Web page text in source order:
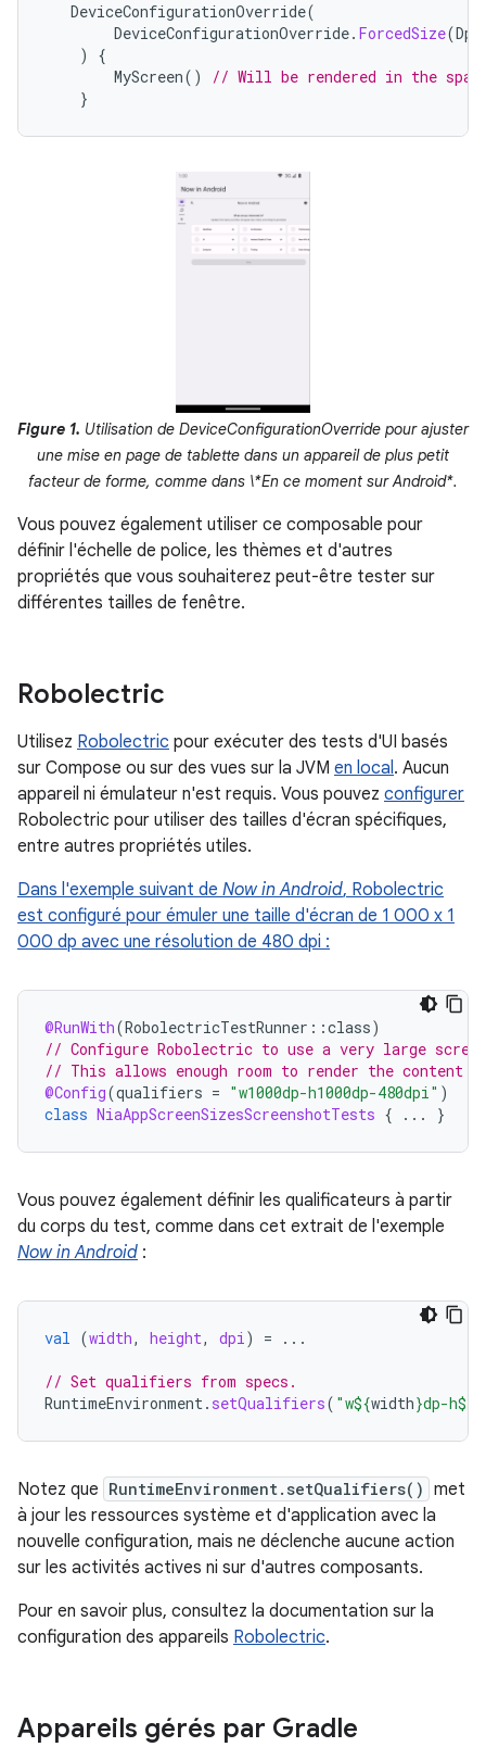
DeviceConfigurationOverride(
DeviceConfigurationOverride. ForcedSize(
)
{
MyScreen()
// Will be rendered in the
}
Figure 1. Utilisation de DeviceConfigurationOverride pour ajuster
une mise en page de tablette dans un appareil de plus petit
facteur de forme, comme dans \*En ce moment sur Android*.
Vous pouvez également utiliser ce composable pour
définir l'échelle de police, les thèmes et d'autres
propriétés que vous souhaiterez peut-être tester sur
différentes tailles de fenêtre.
Robolectric
Utilisez Robolectric pour exécuter des tests d'UI basés
sur Compose ou sur des vues sur la JVM en local . Aucun
appareil ni émulateur n'est requis. Vous pouvez configurer
Robolectric pour utiliser des tailles d'écran spécifiques,
entre autres propriétés utiles.
Dans l'exemple suivant de Now in Android, Robolectric
est configuré pour émuler une taille d'écran de 1 000 x 1
000 dp avec une résolution de 480 dpi :
@RunWith(RobolectricTestRunner ::class)
// Configure Robolectric to use a very large
// This allows enough room to render the
@Config(qualifiers = "w1000dp-h1000dp-480dpi" )
class NiaAppScreenSizesScreenshotTests { ... }
Vous pouvez également définir les qualificateurs à partir
du corps du test, comme dans cet extrait de l'exemple
Now in Android :
val (width, height, dpi) = ...
// Set qualifiers from specs.
RuntimeEnvironment. setQualifiers( "w${width}dp-h${
Notez que RuntimeEnvironment.setQualifiers() met
à jour les ressources système et d'application avec la
nouvelle configuration, mais ne déclenche aucune action
sur les activités actives ni sur d'autres composants.
Pour en savoir plus, consultez la documentation sur la
configuration des appareils Robolectric.
Appareils gérés par Gradle